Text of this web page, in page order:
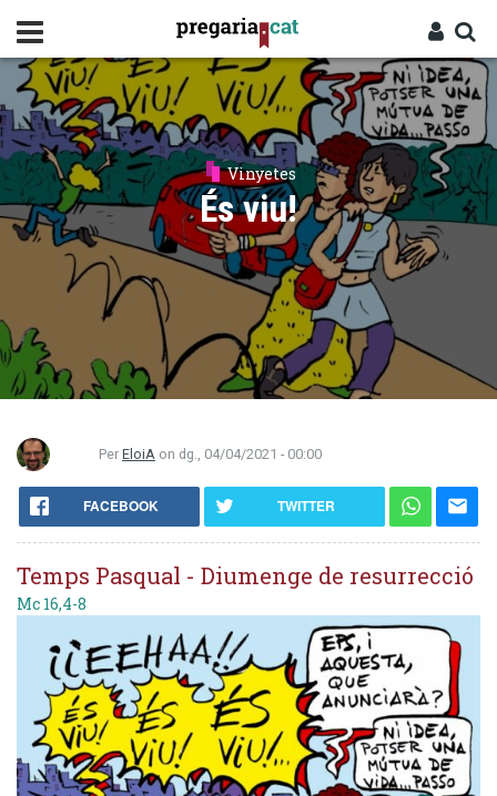
contingut
Entra
Cercador
Vinyetes
És viu!
Per EloiA on dg., 04/04/2021 - 00:00
FACEBOOK TWITTER
Temps Pasqual - Diumenge de resurrecció
Mc 16,4-8